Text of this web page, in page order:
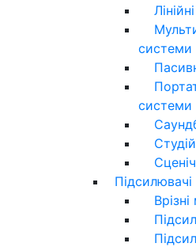
системи
системи
Підсилювачі
Врізні